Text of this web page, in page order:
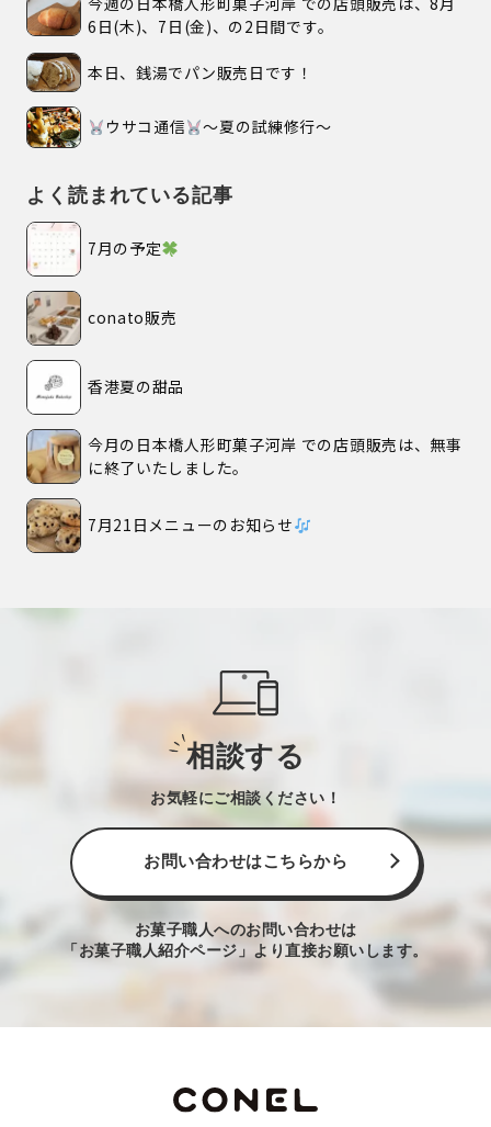
6日(木)、7日(金)、の2日間です。
本日、銭湯でパン販売日です！
ウサコ通信 〜夏の試練修行〜
よく読まれている記事
7月の予定
conato販売
香港夏の甜品
今月の日本橋人形町菓子河岸 での店頭販売は、無事
に終了いたしました。
7月21日メニューのお知らせ
相談する
お気軽にご相談ください！
お問い合わせはこちらから
お菓子職人へのお問い合わせは
「お菓子職人紹介ページ」より直接お願いします。